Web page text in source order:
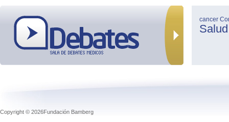
cancer
Salud
Copyright © 2026Fundación Bamberg